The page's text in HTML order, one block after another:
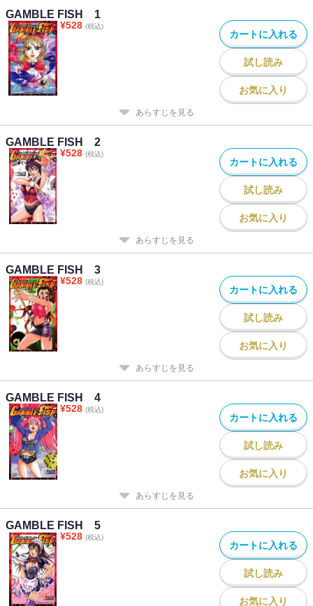
GAMBLE FISH 1
¥528 (税込)
カートに入れる
試し読み
お気に入り
あらすじを見る
GAMBLE FISH 2
¥528 (税込)
カートに入れる
試し読み
お気に入り
あらすじを見る
GAMBLE FISH 3
¥528 (税込)
カートに入れる
試し読み
お気に入り
あらすじを見る
GAMBLE FISH 4
¥528 (税込)
カートに入れる
試し読み
お気に入り
あらすじを見る
GAMBLE FISH 5
¥528 (税込)
カートに入れる
試し読み
お気に入り